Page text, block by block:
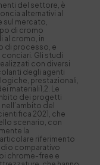
del settore, è
alternativi al
sul mercato,
di cromo
al cromo, in
di processo, e
Gli studi
con diversi
degli agenti
prestazionali,
materiali1,2. Le
dei progetti
del
2021, che
scenario, con
la
riferimento
comparativo
chrome-free e